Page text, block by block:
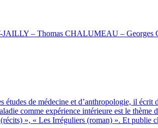
JAILLY – Thomas CHALUMEAU –
de médecine et d’anthropologie, il
comme expérience intérieure est le
», « Les Irréguliers (roman) ». Et publie